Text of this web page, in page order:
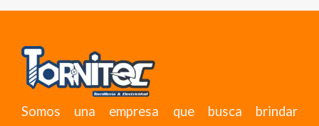
Somos una empresa que busca brindar